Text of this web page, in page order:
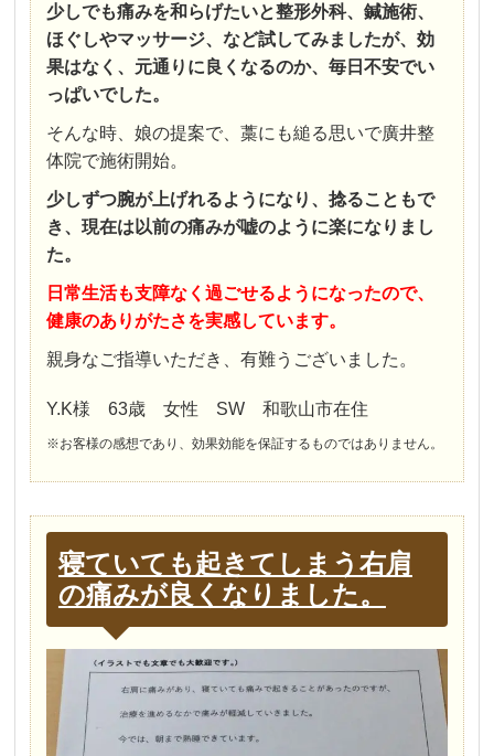
少しでも痛みを和らげたいと整形外科、鍼施術、
ほぐしやマッサージ、など試してみましたが、効
果はなく、元通りに良くなるのか、毎日不安でい
っぱいでした。
そんな時、娘の提案で、藁にも縋る思いで廣井整
体院で施術開始。
少しずつ腕が上げれるようになり、捻ることもで
き、現在は以前の痛みが嘘のように楽になりまし
た。
日常生活も支障なく過ごせるようになったので、
健康のありがたさを実感しています。
親身なご指導いただき、有難うございました。
Y.K様 63歳 女性 SW 和歌山市在住
※お客様の感想であり、効果効能を保証するものではありません。
寝ていても起きてしまう右肩
の痛みが良くなりました。